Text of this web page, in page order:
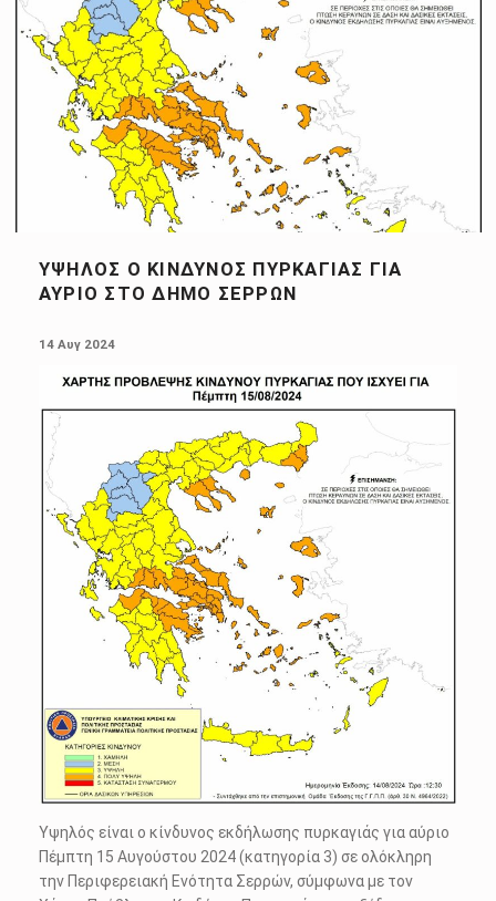
ΥΨΗΛΌΣ Ο ΚΊΝΔΥΝΟΣ ΠΥΡΚΑΓΙΆΣ ΓΙΑ
ΑΎΡΙΟ ΣΤΟ ΔΉΜΟ ΣΕΡΡΏΝ
14 Αυγ 2024
Υψηλός είναι ο κίνδυνος εκδήλωσης πυρκαγιάς για αύριο
Πέμπτη 15 Αυγούστου 2024 (κατηγορία 3) σε ολόκληρη
την Περιφερειακή Ενότητα Σερρών, σύμφωνα με τον